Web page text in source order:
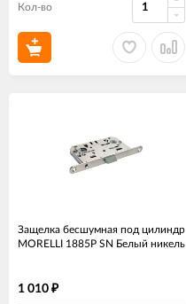
Кол-во
Защелка бесшумная под цилиндр
MORELLI 1885P SN Белый никель
1 010 ₽